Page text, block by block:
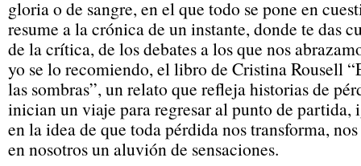
gloria o de sangre, en el que todo se pone en
resume a la crónica de un instante, donde te das
de la crítica, de los debates a los que nos
yo se lo recomiendo, el libro de Cristina Rousell
las sombras”, un relato que refleja historias de
inician un viaje para regresar al punto de partida,
en la idea de que toda pérdida nos transforma,
en nosotros un aluvión de sensaciones.